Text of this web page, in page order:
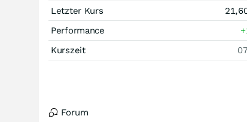
Letzter Kurs
Performance
Kurszeit
Forum